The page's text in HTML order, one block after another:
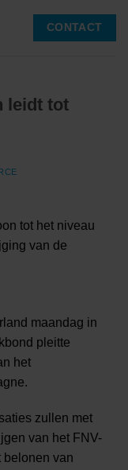
CONTACT
leidt tot
tot het niveau
van de
maandag in
pleitte
het
zullen met
van het FNV-
belonen van